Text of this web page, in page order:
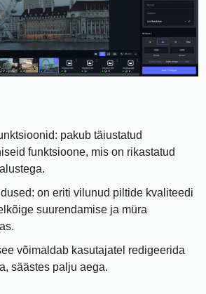
pakub täiustatud
funktsioone, mis on rikastatud
on eriti vilunud piltide kvaliteedi
suurendamise ja müra
võimaldab kasutajatel redigeerida
säästes palju aega.